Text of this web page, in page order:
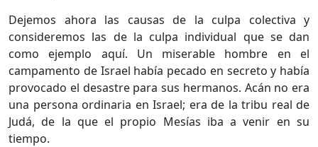
Dejemos ahora las causas de la culpa colectiva y
consideremos las de la culpa individual que se dan
como ejemplo aquí. Un miserable hombre en el
campamento de Israel había pecado en secreto y había
provocado el desastre para sus hermanos. Acán no era
una persona ordinaria en Israel; era de la tribu real de
Judá, de la que el propio Mesías iba a venir en su
tiempo.